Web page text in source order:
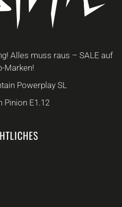
Alles muss raus – SALE auf
Marken!
Powerplay SL
Pinion E1.12